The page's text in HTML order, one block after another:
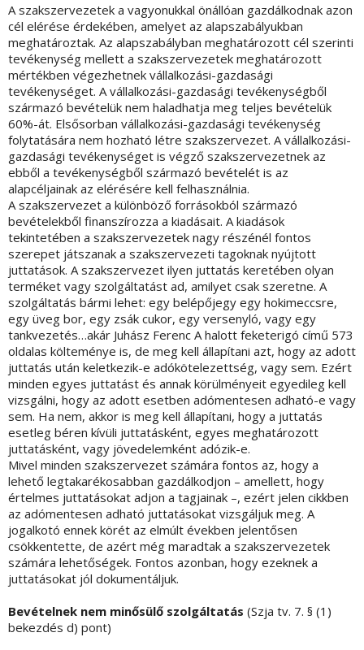
A szakszervezetek a vagyonukkal önállóan gazdálkodnak azon
cél elérése érdekében, amelyet az alapszabályukban
meghatároztak. Az alapszabályban meghatározott cél szerinti
tevékenység mellett a szakszervezetek meghatározott
mértékben végezhetnek vállalkozási-gazdasági
tevékenységet. A vállalkozási-gazdasági tevékenységből
származó bevételük nem haladhatja meg teljes bevételük
60%-át. Elsősorban vállalkozási-gazdasági tevékenység
folytatására nem hozható létre szakszervezet. A vállalkozási-
gazdasági tevékenységet is végző szakszervezetnek az
ebből a tevékenységből származó bevételét is az
alapcéljainak az elérésére kell felhasználnia.
A szakszervezet a különböző forrásokból származó
bevételekből finanszírozza a kiadásait. A kiadások
tekintetében a szakszervezetek nagy részénél fontos
szerepet játszanak a szakszervezeti tagoknak nyújtott
juttatások. A szakszervezet ilyen juttatás keretében olyan
terméket vagy szolgáltatást ad, amilyet csak szeretne. A
szolgáltatás bármi lehet: egy belépőjegy egy hokimeccsre,
egy üveg bor, egy zsák cukor, egy versenyló, vagy egy
tankvezetés…akár Juhász Ferenc A halott feketerigó című 573
oldalas költeménye is, de meg kell állapítani azt, hogy az adott
juttatás után keletkezik-e adókötelezettség, vagy sem. Ezért
minden egyes juttatást és annak körülményeit egyedileg kell
vizsgálni, hogy az adott esetben adómentesen adható-e vagy
sem. Ha nem, akkor is meg kell állapítani, hogy a juttatás
esetleg béren kívüli juttatásként, egyes meghatározott
juttatásként, vagy jövedelemként adózik-e.
Mivel minden szakszervezet számára fontos az, hogy a
lehető legtakarékosabban gazdálkodjon – amellett, hogy
értelmes juttatásokat adjon a tagjainak –, ezért jelen cikkben
az adómentesen adható juttatásokat vizsgáljuk meg. A
jogalkotó ennek körét az elmúlt években jelentősen
csökkentette, de azért még maradtak a szakszervezetek
számára lehetőségek. Fontos azonban, hogy ezeknek a
juttatásokat jól dokumentáljuk.
Bevételnek nem minősülő szolgáltatás (Szja tv. 7. § (1)
bekezdés d) pont)